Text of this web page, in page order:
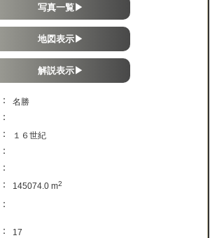
写真一覧▶
地図表示▶
解説表示▶
：
名勝
：
：
１６世紀
：
：
： 145074.0 m2
：
：
17